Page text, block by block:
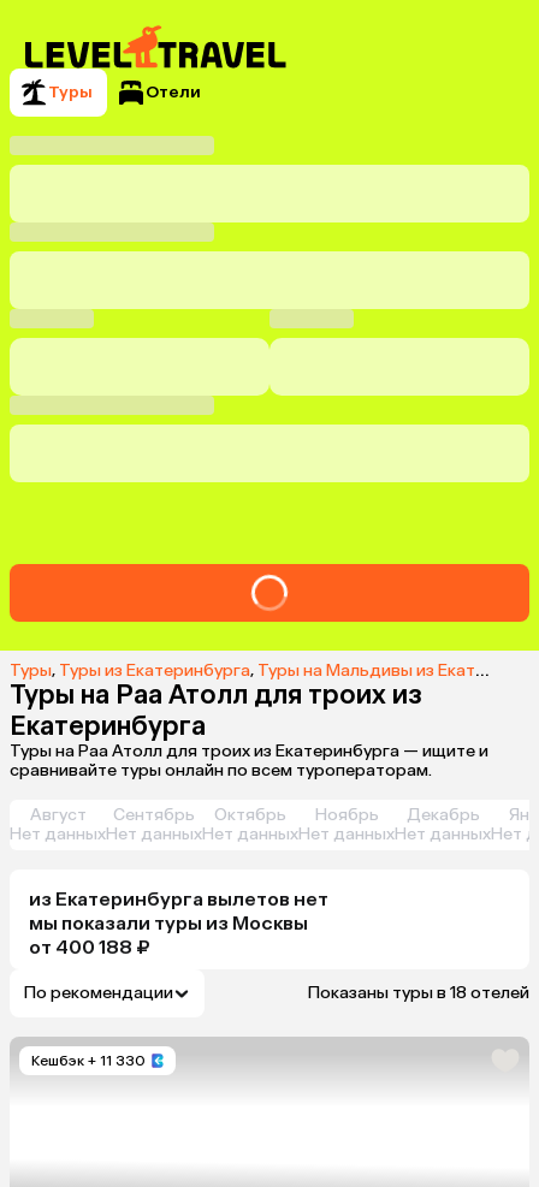
Туры Отели
Туры, Туры из Екатеринбурга, Туры на Мальдивы из Екатеринбурга
Туры на Раа Атолл для троих из
Екатеринбурга
Туры на Раа Атолл для троих из Екатеринбурга — ищите и
сравнивайте туры онлайн по всем туроператорам.
Август
Нет данных
Сентябрь
Нет данных
Октябрь
Нет данных
Ноябрь
Нет данных
Декабрь
Нет данныхНет
из Екатеринбурга вылетов нет
мы показали туры из Москвы
от 400 188 ₽
По рекомендации Показаны туры в 18 отелей
Кешбэк + 11 330